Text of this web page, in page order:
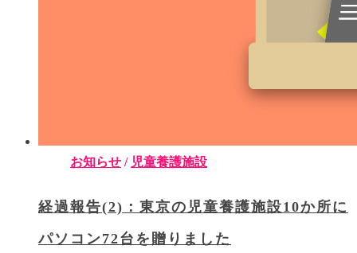
お知らせ / 児童養護施設
経過報告(2)：東京の児童養護施設10か所に
パソコン72台を贈りました